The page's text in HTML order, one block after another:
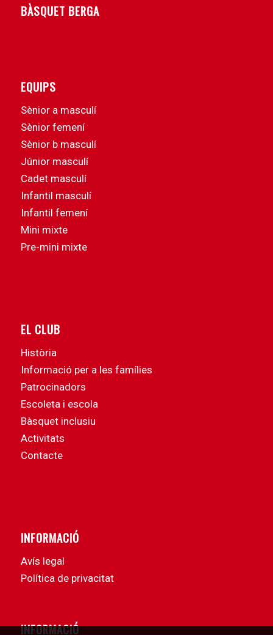
BÀSQUET BERGA
EQUIPS
Sènior a masculí
Sènior femení
Sènior b masculí
Júnior masculí
Cadet masculí
Infantil masculí
Infantil femení
Mini mixte
Pre-mini mixte
EL CLUB
Història
Informació per a les famílies
Patrocinadors
Escoleta i escola
Bàsquet inclusiu
Activitats
Contacte
INFORMACIÓ
Avís legal
Política de privacitat
INFORMACIÓ